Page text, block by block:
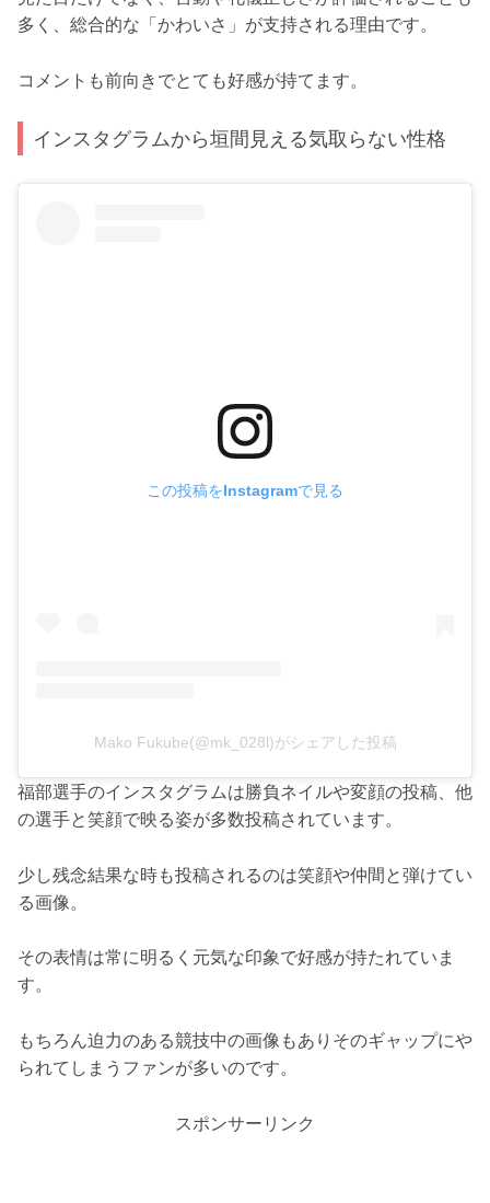
多く、総合的な「かわいさ」が支持される理由です。
コメントも前向きでとても好感が持てます。
インスタグラムから垣間見える気取らない性格
この投稿をInstagramで見る
Mako Fukube(@mk_028l)がシェアした投稿
福部選手のインスタグラムは勝負ネイルや変顔の投稿、他
の選手と笑顔で映る姿が多数投稿されています。
少し残念結果な時も投稿されるのは笑顔や仲間と弾けてい
る画像。
その表情は常に明るく元気な印象で好感が持たれていま
す。
もちろん迫力のある競技中の画像もありそのギャップにや
られてしまうファンが多いのです。
スポンサーリンク